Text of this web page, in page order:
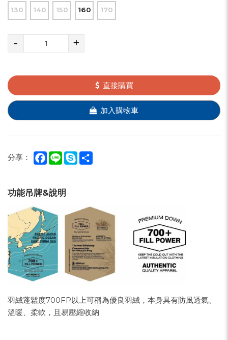
130 140 150 160 170
- +
直接購買
加入購物車
分享： Facebook
Line Skype
功能吊牌&說明
羽絨蓬鬆度700FP以上可稱為優良羽絨，本身具有防風透氣、
溫暖、柔軟，且易壓縮收納